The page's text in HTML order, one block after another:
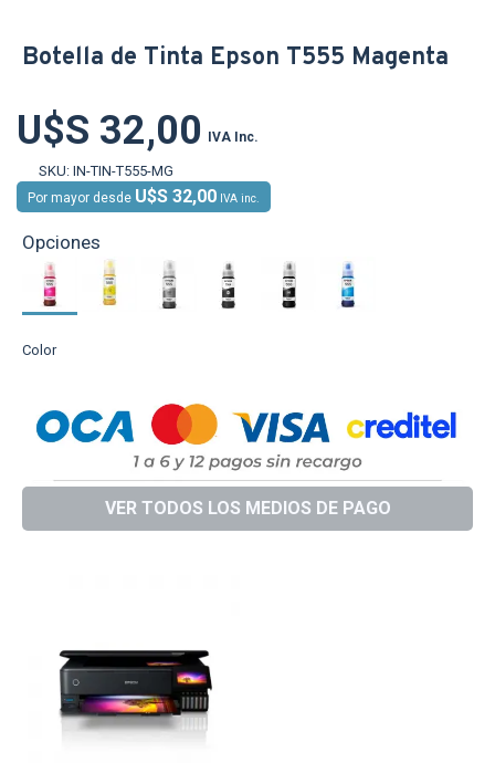
Botella de Tinta Epson T555 Magenta
U$S 32,00 IVA Inc.
SKU: IN-TIN-T555-MG
Por mayor desde U$S 32,00 IVA inc.
Opciones
Color
VER TODOS LOS MEDIOS DE PAGO